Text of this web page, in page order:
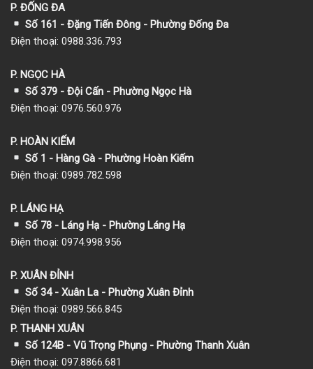
P. ĐỐNG ĐA
Số 161 - Đặng Tiến Đông - Phường Đống Đa
Điện thoại: 0988.336.793
P. NGỌC HÀ
Số 379 - Đội Cấn - Phường Ngọc Hà
Điện thoại: 0976.560.976
P. HOÀN KIẾM
Số 1 - Hàng Gà - Phường Hoàn Kiếm
Điện thoại: 0989.782.598
P. LÁNG HẠ
Số 78 - Láng Hạ - Phường Láng Hạ
Điện thoại: 0974.998.956
P. XUÂN ĐỈNH
Số 34 - Xuân La - Phường Xuân Đỉnh
Điện thoại: 0989.566.845
P. THANH XUÂN
Số 124B - Vũ Trọng Phụng - Phường Thanh Xuân
Điện thoại: 097.8866.681